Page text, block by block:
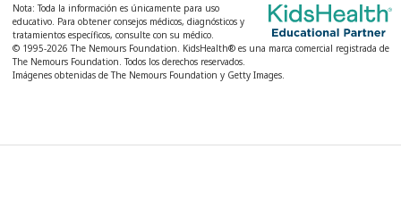
Nota: Toda la información es únicamente para uso
educativo. Para obtener consejos médicos, diagnósticos y
tratamientos específicos, consulte con su médico.
© 1995-2026 The Nemours Foundation. KidsHealth® es una marca comercial registrada de
The Nemours Foundation. Todos los derechos reservados.
Imágenes obtenidas de The Nemours Foundation y Getty Images.